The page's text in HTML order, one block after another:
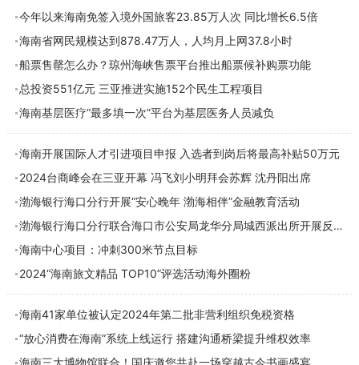
今年以来海南免签入境外国旅客23.85万人次 同比增长6.5倍
海南省网民规模达到878.47万人，人均月上网37.8小时
船票售罄怎么办？琼州海峡售票平台推出船票候补购票功能
总投资551亿元 三亚推进实施152个民生工程项目
海南基层医疗“最多填一次”平台为基层医务人员减负
海南开展国际人才引进项目申报 入选者到岗后将最高补贴50万元
2024台商峰会在三亚开幕 冯飞刘小明拜会苏辉 沈丹阳出席
渤海银行海口分行开展“安心晚年 渤海相伴”金融教育活动
渤海银行海口分行联合海口市公安局龙华分局城西派出所开展反诈主题教育活动
海南中心项目：冲刺300米节点目标
2024“海南旅文精品 TOP10”评选活动海外圈粉
海南41家单位被认定2024年第二批非营利组织免税资格
“放心消费在海南”系统上线运行 搭建沟通桥梁提升维权效率
海南三大博物馆联合！国庆邀您共赴一场穿越古今书画盛宴